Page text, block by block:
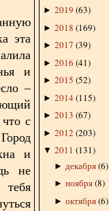
эта
и
–
с
и
не
► 2019 (63)
► 2018 (169)
► 2017 (39)
► 2016 (41)
► 2015 (52)
► 2014 (115)
► 2013 (67)
► 2012 (203)
▼ 2011 (131)
► декабря(6)
► ноября(8)
► октября(6)